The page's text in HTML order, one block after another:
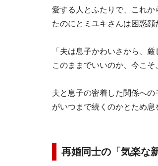
愛する人とふたりで、これ
たのにとミユキさんは困惑顔
「夫は息子かわいさから、
このままでいいのか、今こ
夫と息子の密着した関係へ
がいつまで続くのかとため息
再婚同士の「気楽な